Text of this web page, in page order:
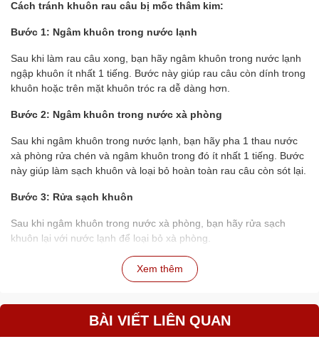
Cách tránh khuôn rau câu bị mốc thâm kim:
Bước 1: Ngâm khuôn trong nước lạnh
Sau khi làm rau câu xong, bạn hãy ngâm khuôn trong nước lạnh
ngập khuôn ít nhất 1 tiếng. Bước này giúp rau câu còn dính trong
khuôn hoặc trên mặt khuôn tróc ra dễ dàng hơn.
Bước 2: Ngâm khuôn trong nước xà phòng
Sau khi ngâm khuôn trong nước lạnh, bạn hãy pha 1 thau nước
xà phòng rửa chén và ngâm khuôn trong đó ít nhất 1 tiếng. Bước
này giúp làm sạch khuôn và loại bỏ hoàn toàn rau câu còn sót lại.
Bước 3: Rửa sạch khuôn
Sau khi ngâm khuôn trong nước xà phòng, bạn hãy rửa sạch
khuôn lại với nước lạnh để loại bỏ xà phòng.
Bước 4: Phơi khô khuôn
hết. Sau đó, bạn có thể phơi khuôn dưới ánh nắng mặt trời hoặc
hong khô bằng máy sấy.
Xem thêm
BÀI VIẾT LIÊN QUAN